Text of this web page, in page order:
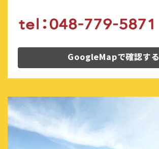
GoogleMapで確認する